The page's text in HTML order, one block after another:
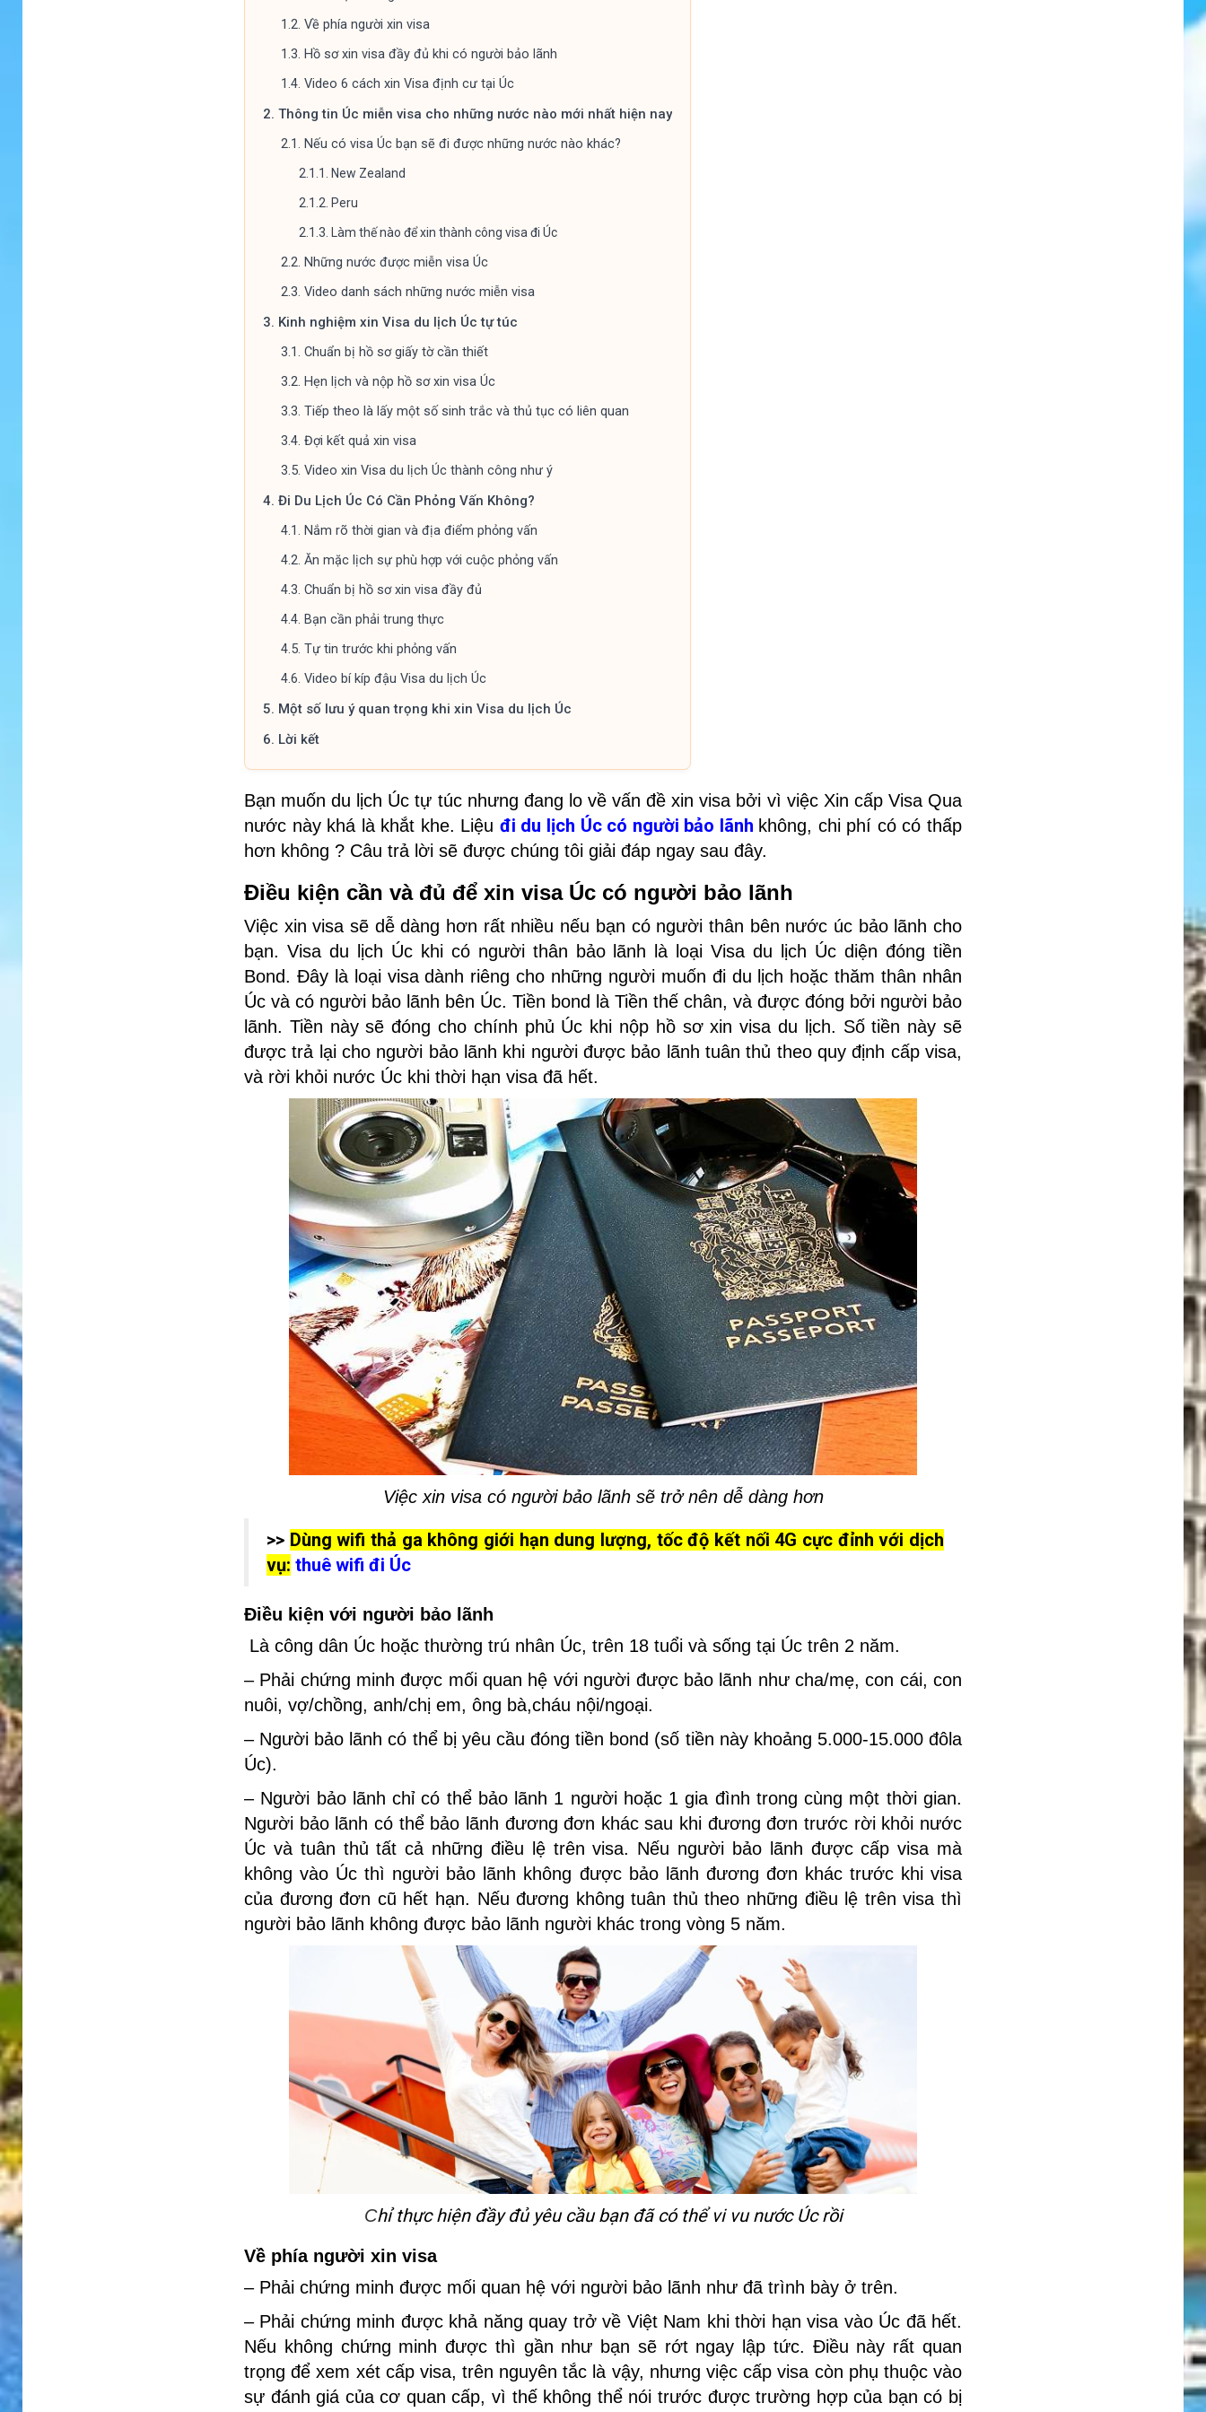
1.2. Về phía người xin visa
1.3. Hồ sơ xin visa đầy đủ khi có người bảo lãnh
1.4. Video 6 cách xin Visa định cư tại Úc
2. Thông tin Úc miễn visa cho những nước nào mới nhất hiện nay
2.1. Nếu có visa Úc bạn sẽ đi được những nước nào khác?
2.1.1. New Zealand
2.1.2. Peru
2.1.3. Làm thế nào để xin thành công visa đi Úc
2.2. Những nước được miễn visa Úc
2.3. Video danh sách những nước miễn visa
3. Kinh nghiệm xin Visa du lịch Úc tự túc
3.1. Chuẩn bị hồ sơ giấy tờ cần thiết
3.2. Hẹn lịch và nộp hồ sơ xin visa Úc
3.3. Tiếp theo là lấy một số sinh trắc và thủ tục có liên quan
3.4. Đợi kết quả xin visa
3.5. Video xin Visa du lịch Úc thành công như ý
4. Đi Du Lịch Úc Có Cần Phỏng Vấn Không?
4.1. Nắm rõ thời gian và địa điểm phỏng vấn
4.2. Ăn mặc lịch sự phù hợp với cuộc phỏng vấn
4.3. Chuẩn bị hồ sơ xin visa đầy đủ
4.4. Bạn cần phải trung thực
4.5. Tự tin trước khi phỏng vấn
4.6. Video bí kíp đậu Visa du lịch Úc
5. Một số lưu ý quan trọng khi xin Visa du lịch Úc
6. Lời kết
Bạn muốn du lịch Úc tự túc nhưng đang lo về vấn đề xin visa bởi vì việc Xin cấp Visa Qua
nước này khá là khắt khe. Liệu đi du lịch Úc có người bảo lãnh không, chi phí có có thấp
hơn không ? Câu trả lời sẽ được chúng tôi giải đáp ngay sau đây.
Điều kiện cần và đủ để xin visa Úc có người bảo lãnh
Việc xin visa sẽ dễ dàng hơn rất nhiều nếu bạn có người thân bên nước úc bảo lãnh cho
bạn. Visa du lịch Úc khi có người thân bảo lãnh là loại Visa du lịch Úc diện đóng tiền
Bond. Đây là loại visa dành riêng cho những người muốn đi du lịch hoặc thăm thân nhân
Úc và có người bảo lãnh bên Úc. Tiền bond là Tiền thế chân, và được đóng bởi người bảo
lãnh. Tiền này sẽ đóng cho chính phủ Úc khi nộp hồ sơ xin visa du lịch. Số tiền này sẽ
được trả lại cho người bảo lãnh khi người được bảo lãnh tuân thủ theo quy định cấp visa,
và rời khỏi nước Úc khi thời hạn visa đã hết.
Việc xin visa có người bảo lãnh sẽ trở nên dễ dàng hơn
>> Dùng wifi thả ga không giới hạn dung lượng, tốc độ kết nối 4G cực đỉnh với dịch
vụ: thuê wifi đi Úc
Điều kiện với người bảo lãnh
Là công dân Úc hoặc thường trú nhân Úc, trên 18 tuổi và sống tại Úc trên 2 năm.
– Phải chứng minh được mối quan hệ với người được bảo lãnh như cha/mẹ, con cái, con
nuôi, vợ/chồng, anh/chị em, ông bà,cháu nội/ngoại.
– Người bảo lãnh có thể bị yêu cầu đóng tiền bond (số tiền này khoảng 5.000-15.000 đôla
Úc).
– Người bảo lãnh chỉ có thể bảo lãnh 1 người hoặc 1 gia đình trong cùng một thời gian.
Người bảo lãnh có thể bảo lãnh đương đơn khác sau khi đương đơn trước rời khỏi nước
Úc và tuân thủ tất cả những điều lệ trên visa. Nếu người bảo lãnh được cấp visa mà
không vào Úc thì người bảo lãnh không được bảo lãnh đương đơn khác trước khi visa
của đương đơn cũ hết hạn. Nếu đương không tuân thủ theo những điều lệ trên visa thì
người bảo lãnh không được bảo lãnh người khác trong vòng 5 năm.
Chỉ thực hiện đầy đủ yêu cầu bạn đã có thể vi vu nước Úc rồi
Về phía người xin visa
– Phải chứng minh được mối quan hệ với người bảo lãnh như đã trình bày ở trên.
– Phải chứng minh được khả năng quay trở về Việt Nam khi thời hạn visa vào Úc đã hết.
Nếu không chứng minh được thì gần như bạn sẽ rớt ngay lập tức. Điều này rất quan
trọng để xem xét cấp visa, trên nguyên tắc là vậy, nhưng việc cấp visa còn phụ thuộc vào
sự đánh giá của cơ quan cấp, vì thế không thể nói trước được trường hợp của bạn có bị